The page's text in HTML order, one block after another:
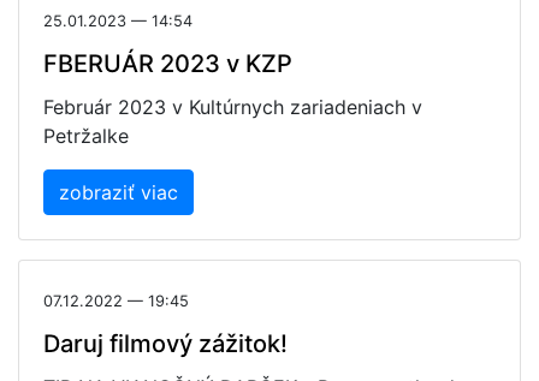
25.01.2023 — 14:54
FBERUÁR 2023 v KZP
Február 2023 v Kultúrnych zariadeniach v
Petržalke
zobraziť viac
07.12.2022 — 19:45
Daruj filmový zážitok!